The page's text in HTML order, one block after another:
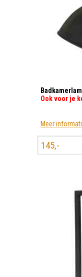
Ook voor je
Meer
145,-